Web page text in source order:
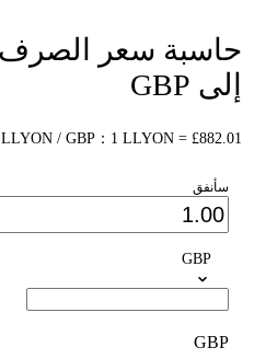
إلى GBP
LLYON / GBP：1 LLYON = £882.01
سأنفق
GBP
GBP